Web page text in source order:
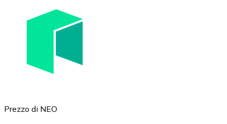
Ethereum
Prezzo di NEO